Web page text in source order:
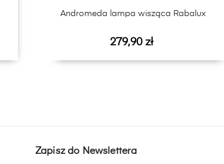
Andromeda lampa wisząca Rabalux
Cena
279,90 zł
Zapisz do Newslettera